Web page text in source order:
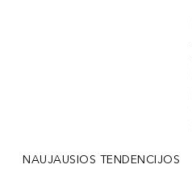
NAUJAUSIOS TENDENCIJOS